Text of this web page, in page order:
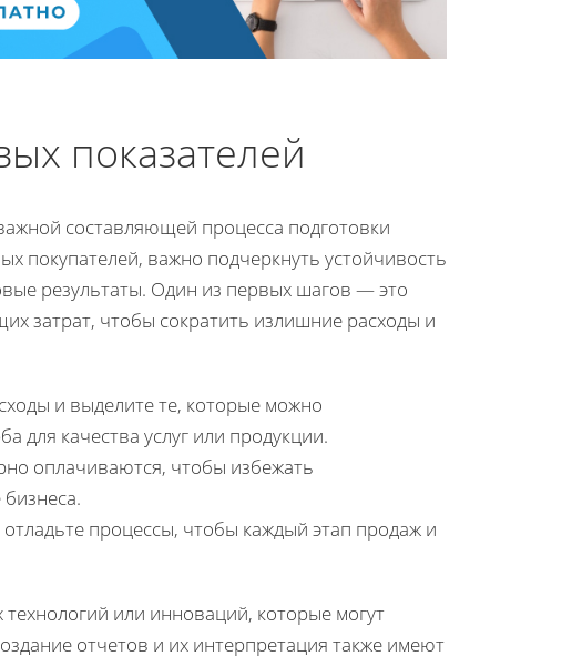
показателей
составляющей процесса подготовки
покупателей, важно подчеркнуть устойчивость
результаты. Один из первых шагов — это
затрат, чтобы сократить излишние расходы и
и выделите те, которые можно
для качества услуг или продукции.
оплачиваются, чтобы избежать
процессы, чтобы каждый этап продаж и
или инноваций, которые могут
отчетов и их интерпретация также имеют